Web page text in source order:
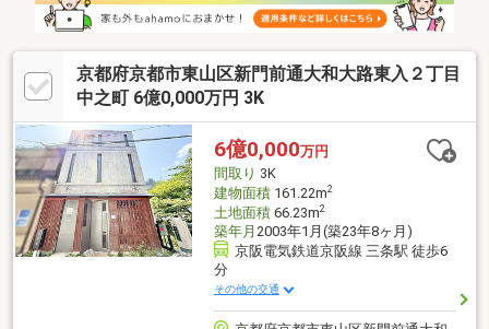
京都府京都市東山区新門前通大和大路東入２丁目
中之町 6億0,000万円 3K
6億0,000万円
間取り 3K
建物面積161.22m2
土地面積66.23m2
築年月 2003年1月(築23年8ヶ月)
京阪電気鉄道京阪線 三条駅 徒歩6
分
その他の交通